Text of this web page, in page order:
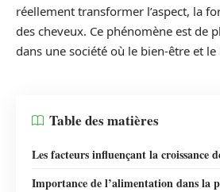
réellement transformer l’aspect, la
des cheveux. Ce phénomène est de
dans une société où le bien-être et
Table des matières
Les facteurs influençant la croissance
Importance de l’alimentation dans la